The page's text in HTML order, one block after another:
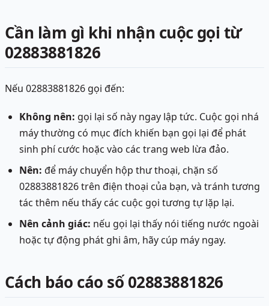
Cần làm gì khi nhận cuộc gọi từ
02883881826
Nếu 02883881826 gọi đến:
Không nên: gọi lại số này ngay lập tức. Cuộc gọi nhá
máy thường có mục đích khiến bạn gọi lại để phát
sinh phí cước hoặc vào các trang web lừa đảo.
Nên: để máy chuyển hộp thư thoại, chặn số
02883881826 trên điện thoại của bạn, và tránh tương
tác thêm nếu thấy các cuộc gọi tương tự lặp lại.
Nên cảnh giác: nếu gọi lại thấy nói tiếng nước ngoài
hoặc tự động phát ghi âm, hãy cúp máy ngay.
Cách báo cáo số 02883881826